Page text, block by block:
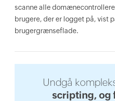
scanne alle
brugere, der er logget på, vist
brugergrænseflade.
Undgå
scripting, og